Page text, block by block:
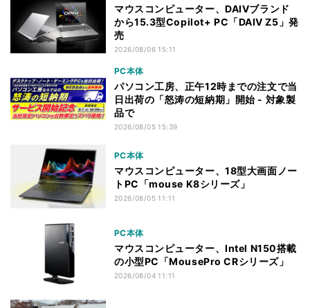
マウスコンピューター、DAIVブランド
から15.3型Copilot+ PC「DAIV Z5」発
売
2026/08/06 15:11
PC本体
パソコン工房、正午12時までの注文で当
日出荷の「怒涛の短納期」開始 - 対象製
品で
2026/08/05 15:39
PC本体
マウスコンピューター、18型大画面ノー
トPC「mouse K8シリーズ」
2026/08/05 11:11
PC本体
マウスコンピューター、Intel N150搭載
の小型PC「MousePro CRシリーズ」
2026/08/04 11:11